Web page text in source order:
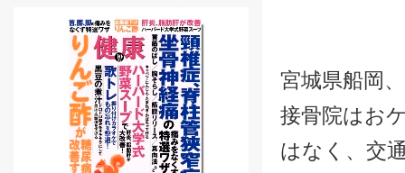
宮城県船岡
接骨院はお
はなく、交